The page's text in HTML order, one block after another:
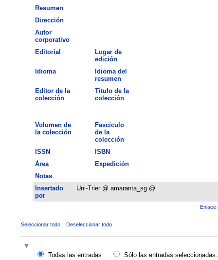
Resumen
Dirección
Autor
corporativo
Editorial
Lugar de
edición
Idioma
Idioma del
resumen
Editor de la
colección
Título de la
colección
Volumen de
la colección
Fascículo
de la
colección
ISSN
ISBN
Área
Expedición
Notas
Insertado
por
Uni-Trier @ amaranta_sg @
Enlace
Seleccionar todo Deseleccionar todo
Todas las entradas
Sólo las entradas seleccionadas: